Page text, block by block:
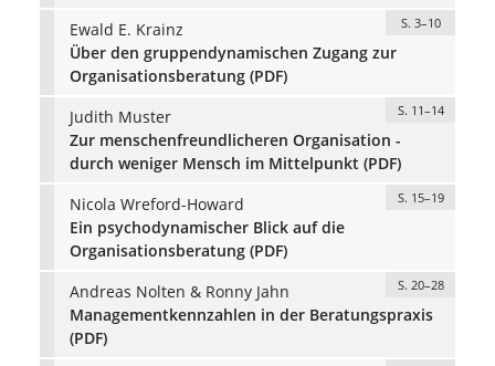
Ewald E. Krainz
S. 3–10
Über den gruppendynamischen Zugang zur
Organisationsberatung (PDF)
Judith Muster
S. 11–14
Zur menschenfreundlicheren Organisation -
durch weniger Mensch im Mittelpunkt (PDF)
Nicola Wreford-Howard
S. 15–19
Ein psychodynamischer Blick auf die
Organisationsberatung (PDF)
Andreas Nolten & Ronny Jahn
S. 20–28
Managementkennzahlen in der Beratungspraxis
(PDF)